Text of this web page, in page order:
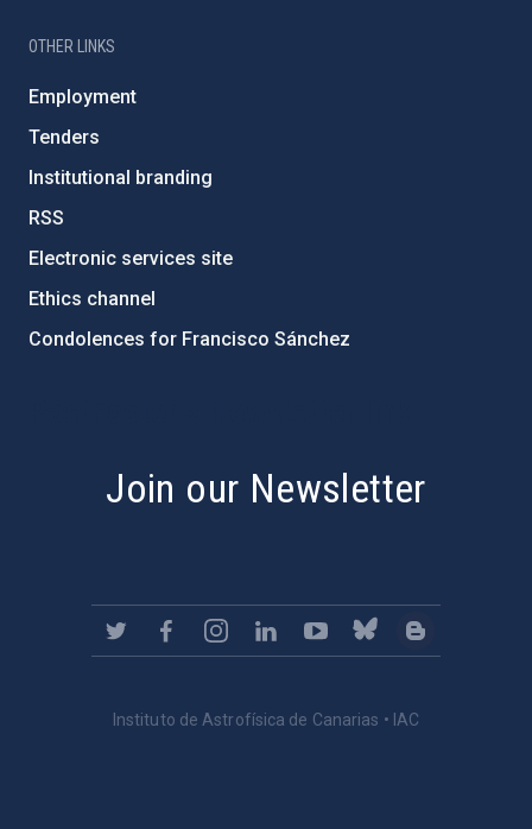
OTHER LINKS
Employment
Tenders
Institutional branding
RSS
Electronic services site
Ethics channel
Condolences for Francisco Sánchez
Join our Newsletter
Instituto de Astrofísica de Canarias • IAC